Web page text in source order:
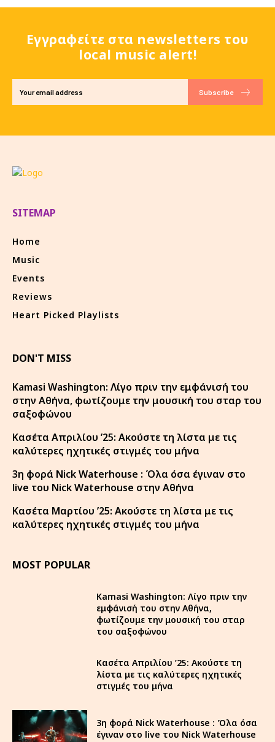
Εγγραφείτε στα newsletters του
local music alert!
Subscribe
SITEMAP
Home
Music
Events
Reviews
Heart Picked Playlists
DON'T MISS
Kamasi Washington: Λίγο πριν την εμφάνισή του
στην Αθήνα, φωτίζουμε την μουσική του σταρ του
σαξοφώνου
Κασέτα Απριλίου ’25: Ακούστε τη λίστα με τις
καλύτερες ηχητικές στιγμές του μήνα
3η φορά Nick Waterhouse : Όλα όσα έγιναν στο
live του Nick Waterhouse στην Αθήνα
Κασέτα Μαρτίου ’25: Ακούστε τη λίστα με τις
καλύτερες ηχητικές στιγμές του μήνα
MOST POPULAR
Kamasi Washington: Λίγο πριν την
εμφάνισή του στην Αθήνα,
φωτίζουμε την μουσική του σταρ
του σαξοφώνου
Κασέτα Απριλίου ’25: Ακούστε τη
λίστα με τις καλύτερες ηχητικές
στιγμές του μήνα
3η φορά Nick Waterhouse : Όλα όσα
έγιναν στο live του Nick Waterhouse